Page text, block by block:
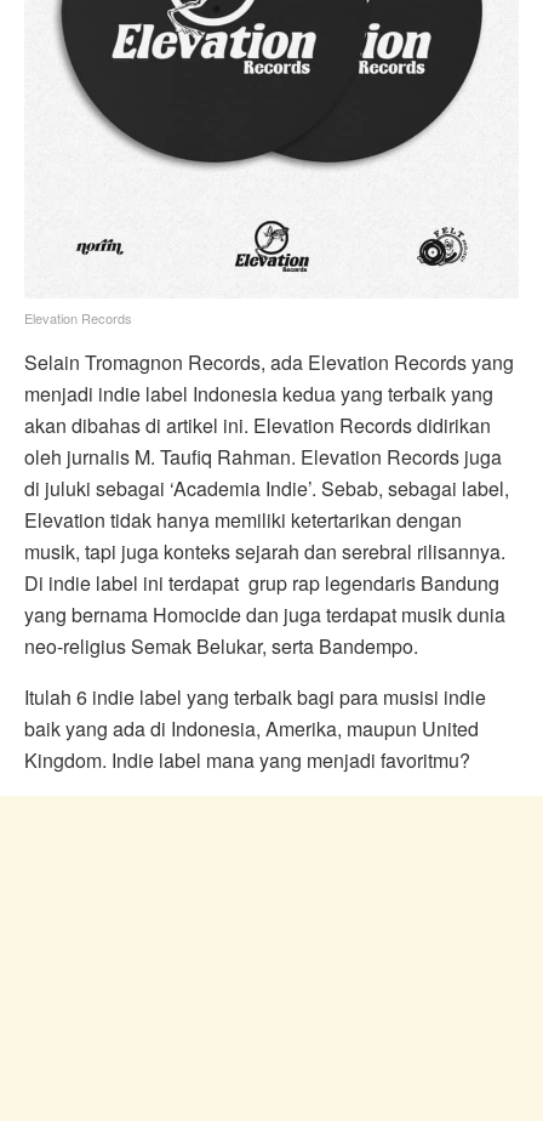
Elevation Records
Selain Tromagnon Records, ada Elevation Records yang
menjadi indie label Indonesia kedua yang terbaik yang
akan dibahas di artikel ini. Elevation Records didirikan
oleh jurnalis M. Taufiq Rahman. Elevation Records juga
di juluki sebagai ‘Academia Indie’. Sebab, sebagai label,
Elevation tidak hanya memiliki ketertarikan dengan
musik, tapi juga konteks sejarah dan serebral rilisannya.
Di indie label ini terdapat grup rap legendaris Bandung
yang bernama Homocide dan juga terdapat musik dunia
neo-religius Semak Belukar, serta Bandempo.
Itulah 6 indie label yang terbaik bagi para musisi indie
baik yang ada di Indonesia, Amerika, maupun United
Kingdom. Indie label mana yang menjadi favoritmu?